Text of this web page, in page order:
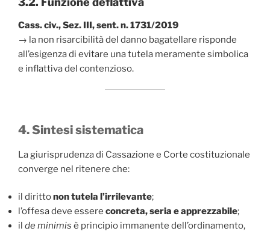
Cass. civ., Sez. III, sent. n. 1731/2019
→ la non risarcibilità del danno bagatellare risponde
all’esigenza di evitare una tutela meramente simbolica
e inflattiva del contenzioso.
4. Sintesi sistematica
La giurisprudenza di Cassazione e Corte costituzionale
converge nel ritenere che:
il dirittonon tutela l’irrilevante;
l’offesa deve essere concreta, seria e apprezzabile;
il de minimis è principio immanente dell’ordinamento,